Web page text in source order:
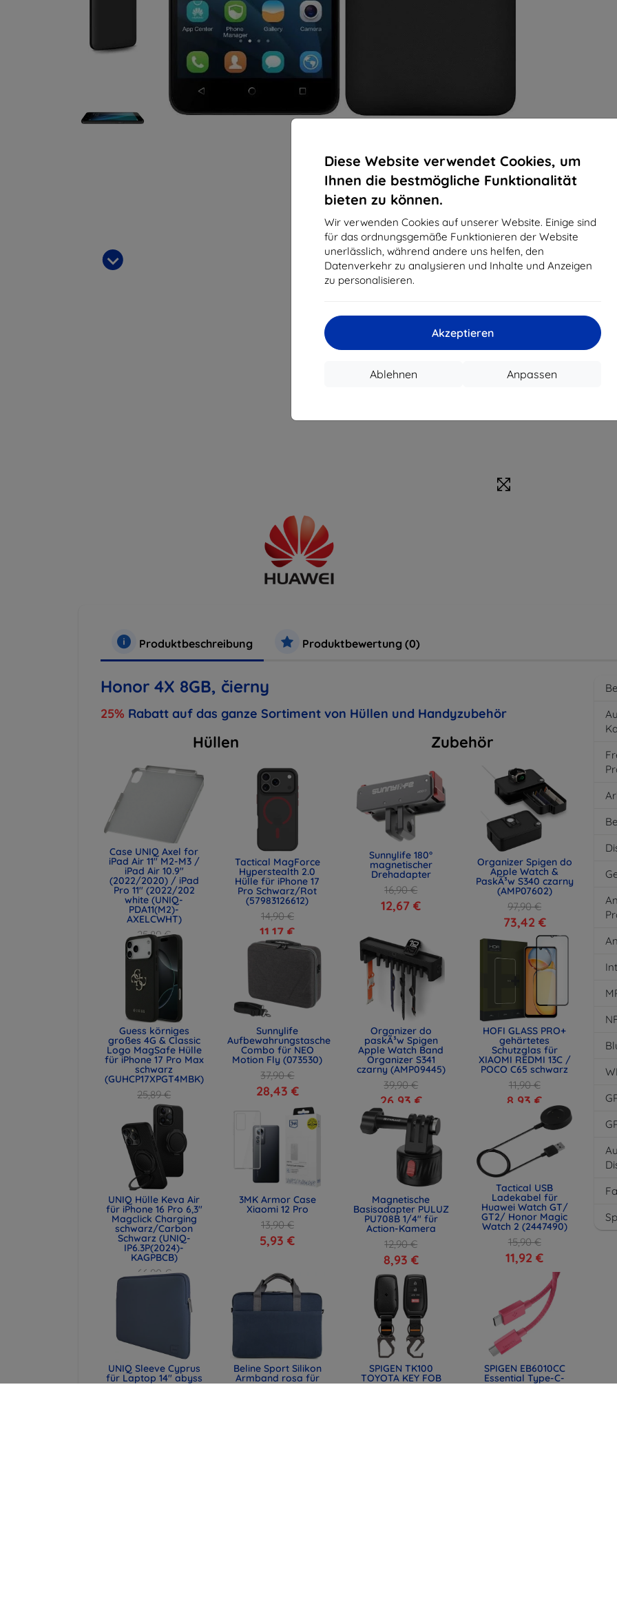
Diese Website verwendet Cookies, um
Ihnen die bestmögliche Funktionalität
bieten zu können.
Wir verwenden Cookies auf unserer Website. Einige sind
für das ordnungsgemäße Funktionieren der Website
unerlässlich, während andere uns helfen, den
Datenverkehr zu analysieren und Inhalte und Anzeigen
zu personalisieren.
Akzeptieren
Anpassen
Ablehnen
Produktbeschreibung Produktbewertung (0)
Honor 4X 8GB, čierny
25% Rabatt auf das ganze Sortiment von Hüllen und Handyzubehör
Hüllen
Case UNIQ Axel for
iPad Air 11" M2-M3 /
iPad Air 10.9"
(2022/2020) / iPad
Pro 11" (2022/202
white (UNIQ-
PDA11(M2)-
AXELCWHT)
25,89 €
19,42 €
Tactical MagForce
Hyperstealth 2.0
Hülle für iPhone 17
Pro Schwarz/Rot
(57983126612)
14,90 €
11,17 €
Guess körniges
großes 4G & Classic
Logo MagSafe Hülle
für iPhone 17 Pro Max
schwarz
(GUHCP17XPGT4MBK)
25,89 €
19,42 €
Sunnylife
Aufbewahrungstasche
Combo für NEO
Motion Fly (073530)
37,90 €
28,43 €
UNIQ Hülle Keva Air
für iPhone 16 Pro 6,3"
Magclick Charging
schwarz/Carbon
Schwarz (UNIQ-
IP6.3P(2024)-
KAGPBCB)
66,90 €
3MK Armor Case
Xiaomi 12 Pro
13,90 €
5,93 €
UNIQ Sleeve Cyprus
für Laptop 14" abyss
blue,
Beline Sport Silikon
Armband rosa für
Apple Watch
Zubehör
Sunnylife 180°
magnetischer
Drehadapter
16,90 €
12,67 €
Organizer Spigen do
Apple Watch &
PaskÃ³w S340 czarny
(AMP07602)
97,90 €
73,42 €
Organizer do
paskÃ³w Spigen
Apple Watch Band
Organizer S341
czarny (AMP09445)
39,90 €
26,93 €
HOFI GLASS PRO+
gehärtetes
Schutzglas für
XIAOMI REDMI 13C /
POCO C65 schwarz
11,90 €
8,93 €
Magnetische
Basisadapter PULUZ
PU708B 1/4" für
Action-Kamera
12,90 €
8,93 €
Tactical USB
Ladekabel für
Huawei Watch GT/
GT2/ Honor Magic
Watch 2 (2447490)
15,90 €
11,92 €
SPIGEN TK100
TOYOTA KEY FOB
CASE BLACK
SPIGEN EB6010CC
Essential Type-C-
Kabel 60W 100 cm